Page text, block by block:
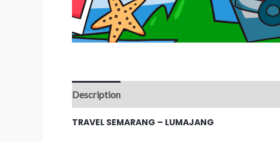
Description
TRAVEL SEMARANG – LUMAJANG